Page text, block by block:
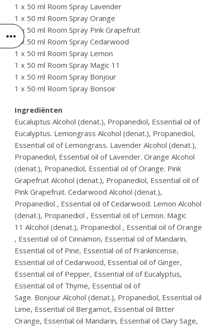
1 x 50 ml Room Spray Lavender
1 x 50 ml Room Spray Orange
1 x 50 ml Room Spray Pink Grapefruit
1 x 50 ml Room Spray Cedarwood
1 x 50 ml Room Spray Lemon
1 x 50 ml Room Spray Magic 11
1 x 50 ml Room Spray Bonjour
1 x 50 ml Room Spray Bonsoir
Ingrediënten
Eucaluptus Alcohol (denat.), Propanediol, Essential oil of
Eucalyptus. Lemongrass Alcohol (denat.), Propanediol,
Essential oil of Lemongrass. Lavender Alcohol (denat.),
Propanediol, Essential oil of Lavender. Orange Alcohol
(denat.), Propanediol, Essential oil of Orange. Pink
Grapefruit Alcohol (denat.), Propanediol, Essential oil of
Pink Grapefruit. Cedarwood Alcohol (denat.),
Propanediol , Essential oil of Cedarwood. Lemon Alcohol
(denat.), Propanediol , Essential oil of Lemon. Magic
11 Alcohol (denat.), Propanediol , Essential oil of Orange
, Essential oil of Cinnamon, Essential oil of Mandarin,
Essential oil of Pine, Essential oil of Frankincense,
Essential oil of Cedarwood, Essential oil of Ginger,
Essential oil of Pepper, Essential oil of Eucalyptus,
Essential oil of Thyme, Essential oil of
Sage. Bonjour Alcohol (denat.), Propanediol, Essential oil
Lime, Essential oil Bergamot, Essential oil Bitter
Orange, Essential oil Mandarin, Essential oil Clary Sage,